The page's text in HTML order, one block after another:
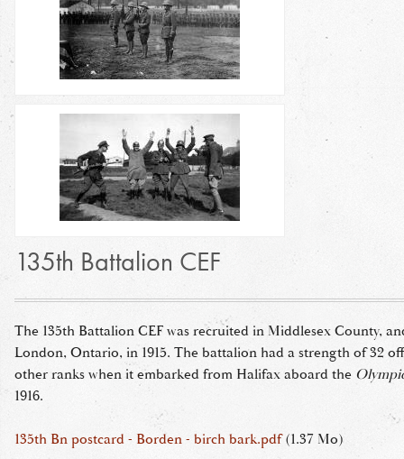
135th Battalion CEF
The 135th Battalion CEF was recruited in Middlesex County,
London, Ontario, in 1915. The battalion had a strength of 32
other ranks when it embarked from Halifax aboard the
1916.
135th Bn postcard - Borden - birch bark.pdf (1.37 Mo)